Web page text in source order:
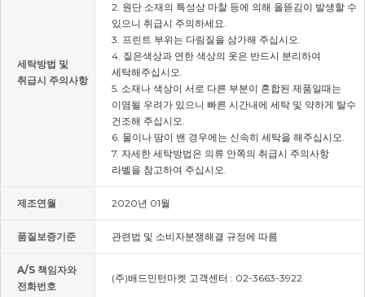
세탁방법 및
취급시 주의사항
2. 원단 소재의 특성상 마찰 등에 의해 올뜯김이 발생할 수
있으니 취급시 주의하세요.
3. 프린트 부위는 다림질을 삼가해 주십시오.
4. 짙은색상과 연한 색상의 옷은 반드시 분리하여
세탁해주십시오.
5. 소재나 색상이 서로 다른 부분이 혼합된 제품일때는
이염될 우려가 있으니 빠른 시간내에 세탁 및 약하게 탈수
건조해 주십시오.
6. 물이나 땀이 밴 경우에는 신속히 세탁을 해주십시오.
7. 자세한 세탁방법은 의류 안쪽의 취급시 주의사항
라벨을 참고하여 주십시오.
제조연월 2020년 01월
품질보증기준 관련법 및 소비자분쟁해결 규정에 따름
A/S 책임자와
전화번호
(주)배드민턴마켓 고객센터 : 02-3663-3922